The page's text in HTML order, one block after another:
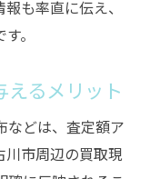
も率直に伝え、
。
るメリット
などは、査定額ア
川市周辺の買取現